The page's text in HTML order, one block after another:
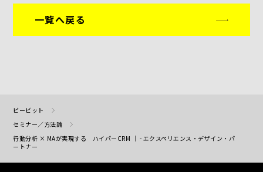
一覧へ戻る
ビービット
セミナー／方法論
行動分析 × MAが実現する ハイパーCRM ｜ - エクスペリエンス・デザイン・パ
ートナー